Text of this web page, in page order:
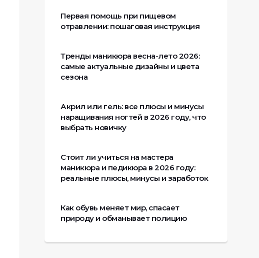
Первая помощь при пищевом
отравлении: пошаговая инструкция
Тренды маникюра весна-лето 2026:
самые актуальные дизайны и цвета
сезона
Акрил или гель: все плюсы и минусы
наращивания ногтей в 2026 году, что
выбрать новичку
Стоит ли учиться на мастера
маникюра и педикюра в 2026 году:
реальные плюсы, минусы и заработок
Как обувь меняет мир, спасает
природу и обманывает полицию